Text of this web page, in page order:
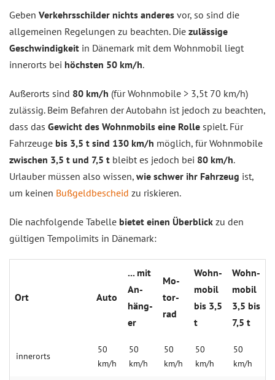
Geben Verkehrsschilder nichts anderes vor, so sind die
allgemeinen Regelungen zu beachten. Die zulässige
Geschwindigkeit in Dänemark mit dem Wohnmobil liegt
innerorts bei höchsten 50 km/h.
Außerorts sind 80 km/h (für Wohnmobile > 3,5t 70 km/h)
zulässig. Beim Befahren der Autobahn ist jedoch zu beachten,
dass das Gewicht des Wohnmobils eine Rolle spielt. Für
Fahrzeuge bis 3,5 t sind 130 km/h möglich, für Wohnmobile
zwischen 3,5 t und 7,5 t bleibt es jedoch bei 80 km/h.
Urlauber müssen also wissen, wie schwer ihr Fahrzeug ist,
um keinen Bußgeldbescheid zu riskieren.
Die nachfolgende Tabelle bietet einen Überblick zu den
gültigen Tempolimits in Dänemark:
Ort Au­to
... mit
An­
häng­
er
Mo­
tor­
rad
Wohn­
mo­bil
bis 3,5
t
Wohn­
mo­bil
3,5 bis
7,5 t
in­ner­orts
50
km/h
50
km/h
50
km/h
50
km/h
50
km/h